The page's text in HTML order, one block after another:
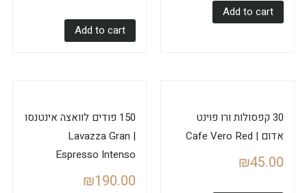
Add to cart
Add to cart
30 קפסולות ורו פוינט
אדום | Cafe Vero Red
₪45.00
150 פודים לוואצה אינטנסו
| Lavazza Gran
Espresso Intenso
₪190.00